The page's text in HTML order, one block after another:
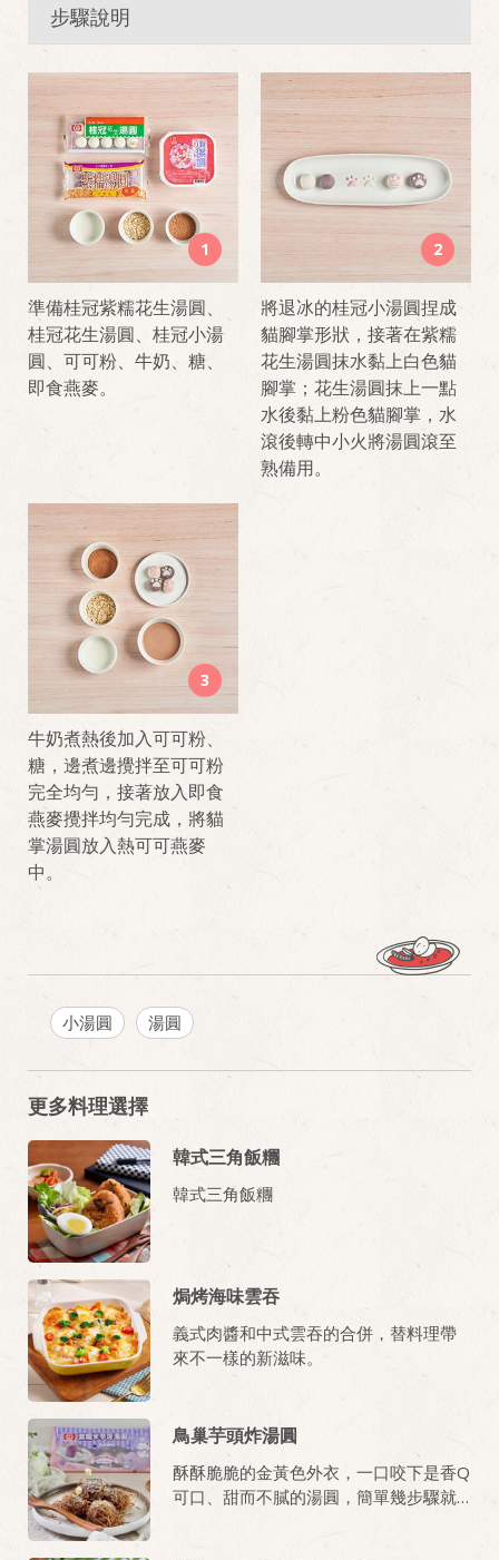
步驟說明
1
準備桂冠紫糯花生湯圓、
桂冠花生湯圓、桂冠小湯
圓、可可粉、牛奶、糖、
即食燕麥。
2
將退冰的桂冠小湯圓捏成
貓腳掌形狀，接著在紫糯
花生湯圓抹水黏上白色貓
腳掌；花生湯圓抹上一點
水後黏上粉色貓腳掌，水
滾後轉中小火將湯圓滾至
熟備用。
3
牛奶煮熱後加入可可粉、
糖，邊煮邊攪拌至可可粉
完全均勻，接著放入即食
燕麥攪拌均勻完成，將貓
掌湯圓放入熱可可燕麥
中。
小湯圓 湯圓
更多料理選擇
韓式三角飯糰
韓式三角飯糰
焗烤海味雲吞
義式肉醬和中式雲吞的合併，替料理帶
來不一樣的新滋味。
鳥巢芋頭炸湯圓
酥酥脆脆的金黃色外衣，一口咬下是香Q
可口、甜而不膩的湯圓，簡單幾步驟就